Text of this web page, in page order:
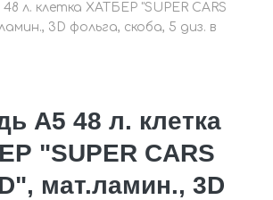
л. клетка ХАТБЕР "SUPER CARS
3D фольга, скоба, 5 диз. в
А5 48 л. клетка
"SUPER CARS
мат.ламин., 3D